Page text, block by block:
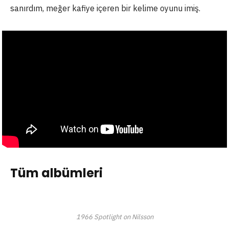
sanırdım, meğer kafiye içeren bir kelime oyunu imiş.
Tüm albümleri
1966 Spotlight on Nilsson